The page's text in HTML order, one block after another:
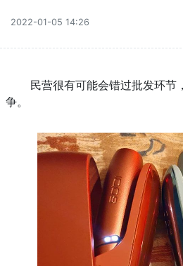
2022-01-05 14:26
民营很有可能会错过批发环节
争。